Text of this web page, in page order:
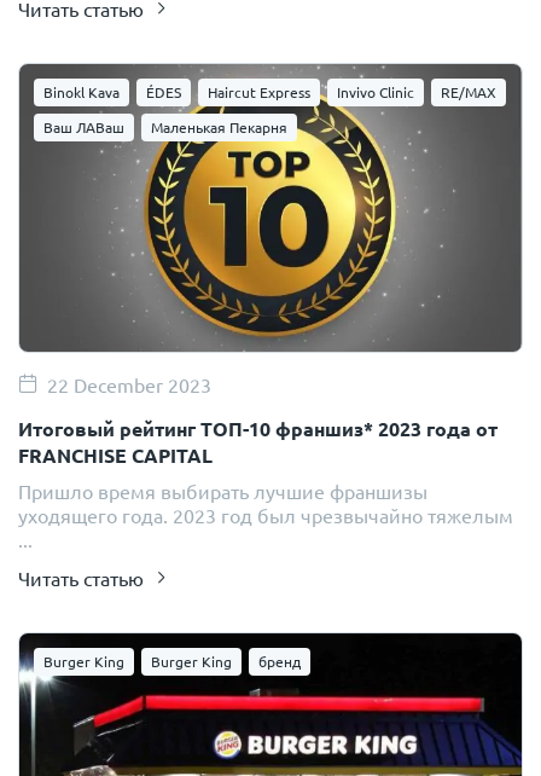
Читать статью
Binokl Kava ÉDES Haircut Express Invivo Clinic
RE/MAX
Ваш ЛАВаш
Маленькая Пекарня
22 December 2023
Итоговый рейтинг ТОП-10 франшиз* 2023 года от
FRANCHISE CAPITAL
Пришло время выбирать лучшие франшизы
уходящего года. 2023 год был чрезвычайно тяжелым
...
Читать статью
Burger King Burger King бренд